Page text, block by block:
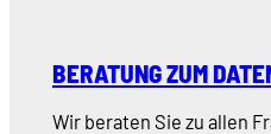
BERATUNG ZUM
Wir beraten Sie zu allen